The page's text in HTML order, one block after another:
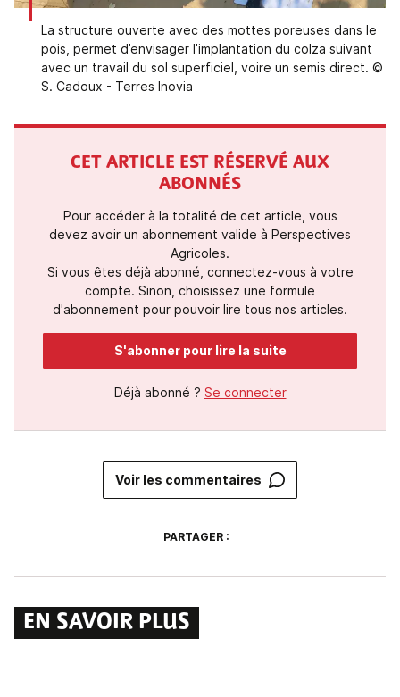
La structure ouverte avec des mottes poreuses dans le
pois, permet d’envisager l’implantation du colza suivant
avec un travail du sol superficiel, voire un semis direct. ©
S. Cadoux - Terres Inovia
CET ARTICLE EST RÉSERVÉ AUX
ABONNÉS
Pour accéder à la totalité de cet article, vous
devez avoir un abonnement valide à Perspectives
Agricoles.
Si vous êtes déjà abonné, connectez-vous à votre
compte. Sinon, choisissez une formule
d'abonnement pour pouvoir lire tous nos articles.
S'abonner pour lire la suite
Déjà abonné ? Se connecter
Voir les commentaires
PARTAGER :
EN SAVOIR PLUS